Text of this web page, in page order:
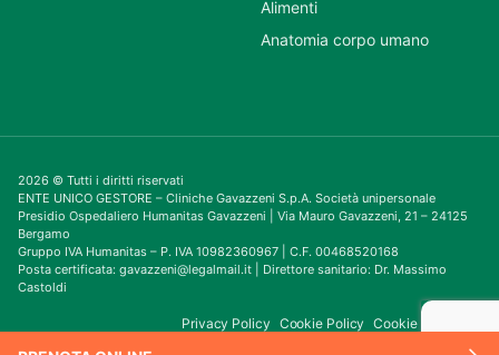
Alimenti
Anatomia corpo umano
2026 © Tutti i diritti riservati
ENTE UNICO GESTORE – Cliniche Gavazzeni S.p.A. Società unipersonale
Presidio Ospedaliero Humanitas Gavazzeni | Via Mauro Gavazzeni, 21 – 24125
Bergamo
Gruppo IVA Humanitas – P. IVA 10982360967 | C.F. 00468520168
Posta certificata: gavazzeni@legalmail.it | Direttore sanitario: Dr. Massimo
Castoldi
Privacy Policy Cookie Policy Cookie Consent